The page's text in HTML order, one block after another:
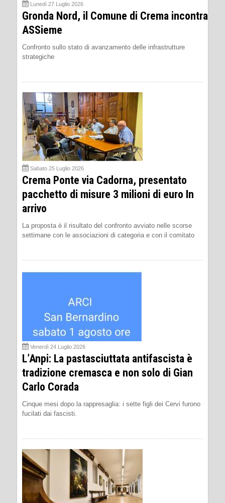
Lunedì 27 Luglio 2026
Gronda Nord, il Comune di Crema incontra
ASSieme
Confronto sullo stato di avanzamento delle infrastrutture
strategiche
Sabato 25 Luglio 2026
Crema Ponte via Cadorna, presentato
pacchetto di misure 3 milioni di euro In
arrivo
La proposta è il risultato del confronto avviato nelle scorse
settimane con le associazioni di categoria e con il comitato
Venerdì 24 Luglio 2026
L’Anpi: La pastasciuttata antifascista è
tradizione cremasca e non solo di Gian
Carlo Corada
Cinque mesi dopo la rappresaglia: i sette figli dei Cervi furono
fucilati dai fascisti.